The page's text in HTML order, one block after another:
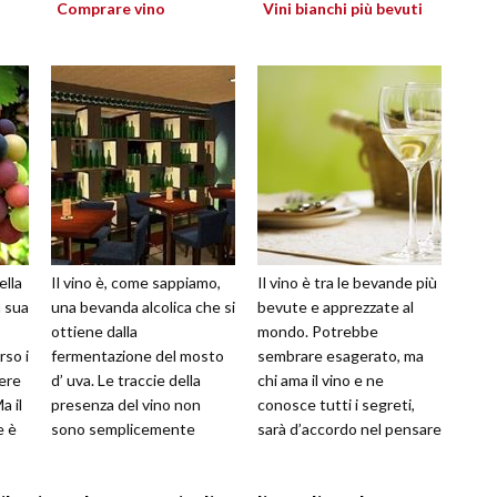
sua
i
il
è
Comprare vino
Il vino è, come sappiamo,
una bevanda alcolica che si
ottiene dalla
fermentazione del mosto
d’ uva. Le traccie della
presenza del vino non
sono semplicemente
Vini bianchi più bevuti
Il vino è tra le bevande più
bevute e apprezzate al
mondo. Potrebbe
sembrare esagerato, ma
chi ama il vino e ne
conosce tutti i segreti,
sarà d’accordo nel pensare